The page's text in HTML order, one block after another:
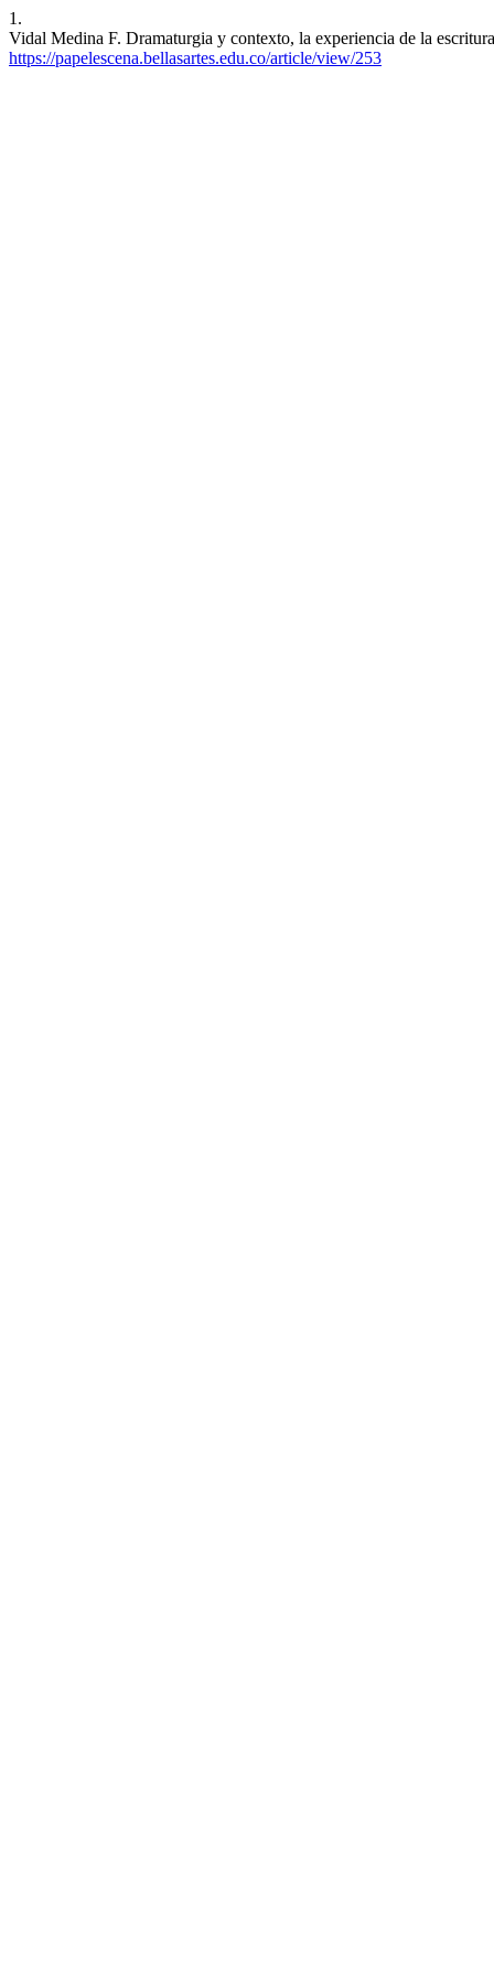
1.
Vidal Medina F. Dramaturgia y contexto, la experiencia de la
https://papelescena.bellasartes.edu.co/article/view/253